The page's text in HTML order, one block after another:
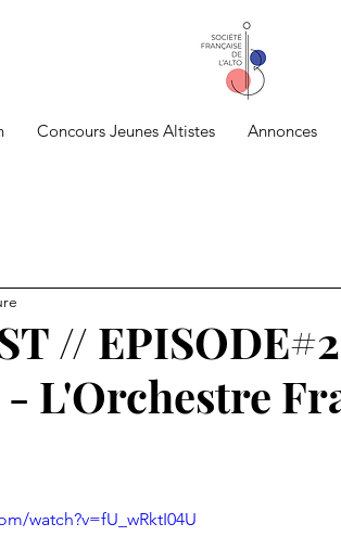
Concours Jeunes Altistes Annonces
//
L'Orchestre
watch?v=fU_wRktI04U